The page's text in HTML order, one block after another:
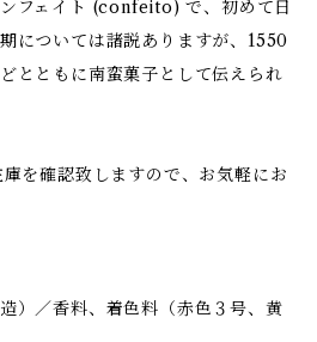
フェイト (confeito) で、初めて日
については諸説ありますが、1550
とともに南蛮菓子として伝えられ
を確認致しますので、お気軽にお
）／香料、着色料（赤色３号、黄